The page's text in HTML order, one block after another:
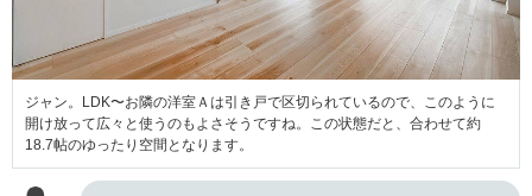
ジャン。LDK〜お隣の洋室Ａは引き戸で区切られているので、このように
開け放って広々と使うのもよさそうですね。この状態だと、合わせて約
18.7帖のゆったり空間となります。